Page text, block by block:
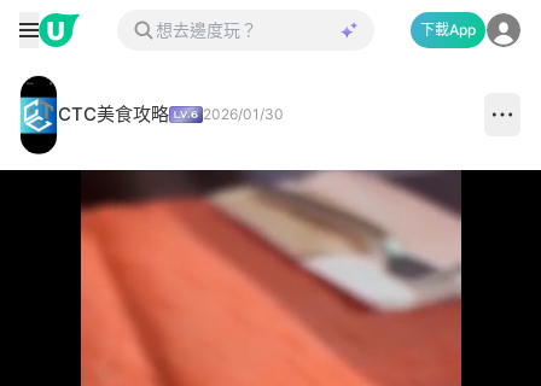
下載App
CTC美食攻略 2026/01/30